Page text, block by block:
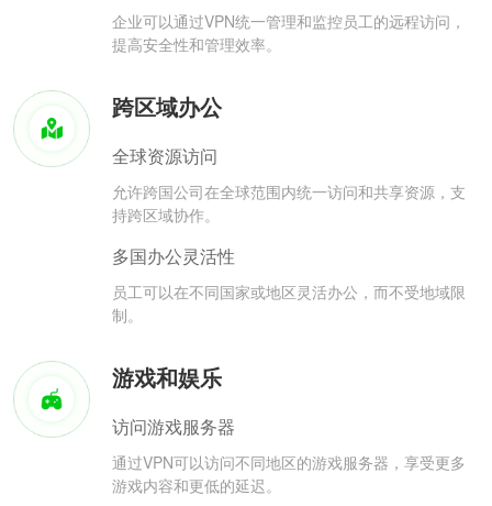
企业可以通过VPN统一管理和监控员工的远程访问，
提高安全性和管理效率。
跨区域办公
全球资源访问
允许跨国公司在全球范围内统一访问和共享资源，支
持跨区域协作。
多国办公灵活性
员工可以在不同国家或地区灵活办公，而不受地域限
制。
游戏和娱乐
访问游戏服务器
通过VPN可以访问不同地区的游戏服务器，享受更多
游戏内容和更低的延迟。